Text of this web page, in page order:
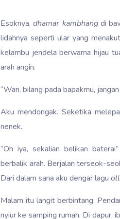
Esoknya,dhamar kambhangdi
lidahnya seperti ular yang
kelambu jendela berwarna hijau
arah angin.
“Wan, bilang pada bapakmu,
Aku mendongak. Seketika
nenek.
“Oh iya, sekalian belikan
berbalik arah. Berjalan terseok-
Dari dalam sana aku dengar lagu
Malam itu langit berbintang.
nyiur ke samping rumah. Di dapur,